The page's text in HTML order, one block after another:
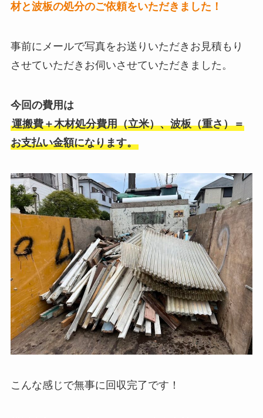
材と波板の処分のご依頼をいただきました！
事前にメールで写真をお送りいただきお見積もり
させていただきお伺いさせていただきました。
今回の費用は
運搬費＋木材処分費用（立米）、波板（重さ）＝
お支払い金額になります。
こんな感じで無事に回収完了です！